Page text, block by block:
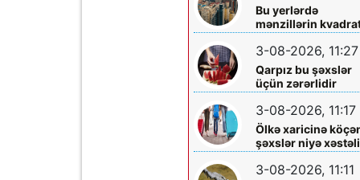
Bu yerlərdə
mənzillərin
7 min oldu
3-08-2026, 11:27
Qarpız bu şəxslər
üçün zərərlidir
3-08-2026, 11:17
Ölkə xaricinə
şəxslər niyə
tapırlar?
3-08-2026, 11:11